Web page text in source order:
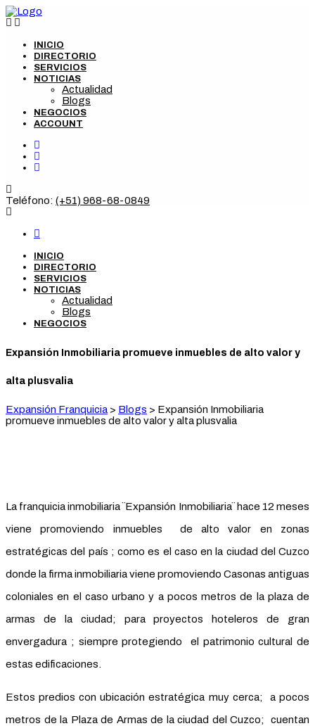
INICIO
DIRECTORIO
SERVICIOS
NOTICIAS
Actualidad
Blogs
NEGOCIOS
ACCOUNT
Teléfono: (+51) 968-68-0849
INICIO
DIRECTORIO
SERVICIOS
NOTICIAS
Actualidad
Blogs
NEGOCIOS
Expansión Inmobiliaria promueve inmuebles de alto valor y
alta plusvalia
Expansión Franquicia > Blogs > Expansión Inmobiliaria
promueve inmuebles de alto valor y alta plusvalia
La franquicia inmobiliaria ¨Expansión Inmobiliaria¨ hace 12 meses
viene promoviendo inmuebles de alto valor en zonas
estratégicas del país ; como es el caso en la ciudad del Cuzco
donde la firma inmobiliaria viene promoviendo Casonas antiguas
coloniales en el caso urbano y a pocos metros de la plaza de
armas de la ciudad; para proyectos hoteleros de gran
envergadura ; siempre protegiendo el patrimonio cultural de
estas edificaciones.
Estos predios con ubicación estratégica muy cerca; a pocos
metros de la Plaza de Armas de la ciudad del Cuzco; cuentan